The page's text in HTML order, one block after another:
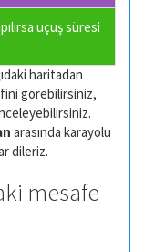
uçuş süresi
haritadan
görebilirsiniz,
arasında karayolu
dileriz.
mesafe